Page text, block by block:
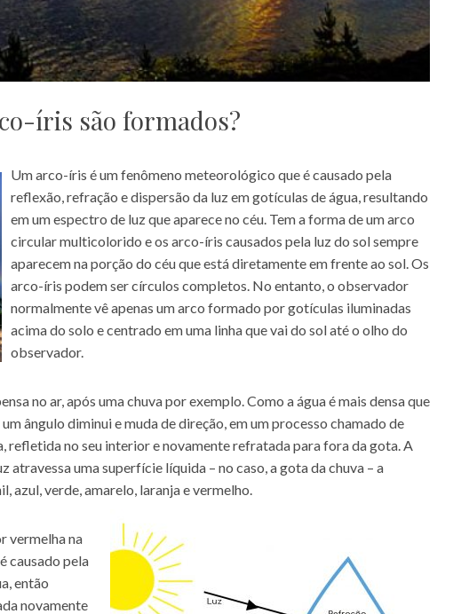
íris são formados?
Um arco-íris é um fenômeno meteorológico que é causado pela
reflexão, refração e dispersão da luz em gotículas de água, resultando
em um espectro de luz que aparece no céu. Tem a forma de um arco
circular multicolorido e os arco-íris causados pela luz do sol sempre
aparecem na porção do céu que está diretamente em frente ao sol. Os
arco-íris podem ser círculos completos. No entanto, o observador
normalmente vê apenas um arco formado por gotículas iluminadas
acima do solo e centrado em uma linha que vai do sol até o olho do
observador.
no ar, após uma chuva por exemplo. Como a água é mais densa que
ângulo diminui e muda de direção, em um processo chamado de
refletida no seu interior e novamente refratada para fora da gota. A
atravessa uma superfície líquida – no caso, a gota da chuva – a
azul, verde, amarelo, laranja e vermelho.
vermelha na
causado pela
então
novamente